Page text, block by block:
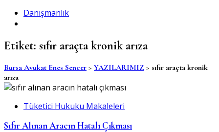
Danışmanlık
Etiket: sıfır araçta kronik arıza
Bursa Avukat Enes Sencer > YAZILARIMIZ > sıfır araçta kronik
arıza
Tüketici Hukuku Makaleleri
Sıfır Alınan Aracın Hatalı Çıkması